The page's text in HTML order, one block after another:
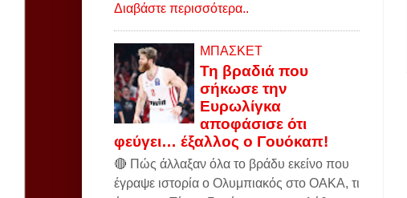
Διαβάστε περισσότερα..
ΜΠΑΣΚΕΤ
Τη βραδιά που
σήκωσε την
Ευρωλίγκα
αποφάσισε ότι
φεύγει… έξαλλος ο Γουόκαπ!
🔴 Πώς άλλαξαν όλα το βράδυ εκείνο που
έγραψε ιστορία ο Ολυμπιακός στο ΟΑΚΑ, τι